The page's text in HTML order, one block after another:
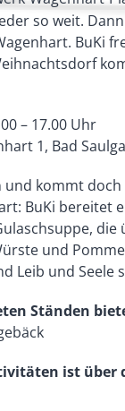
so weit.
BuKi
– 17.00 Uhr
1, Bad
kommt
BuKi bereitet
und
Leib und Seele
Ständen
ist über